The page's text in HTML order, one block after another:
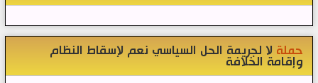
الكتب
تواصل معنا
إذاعة المكتب/ سوريا
حملة لا لجريمة الحل السياسي نعم لإسقاط النظام
وإقامة الخلافة